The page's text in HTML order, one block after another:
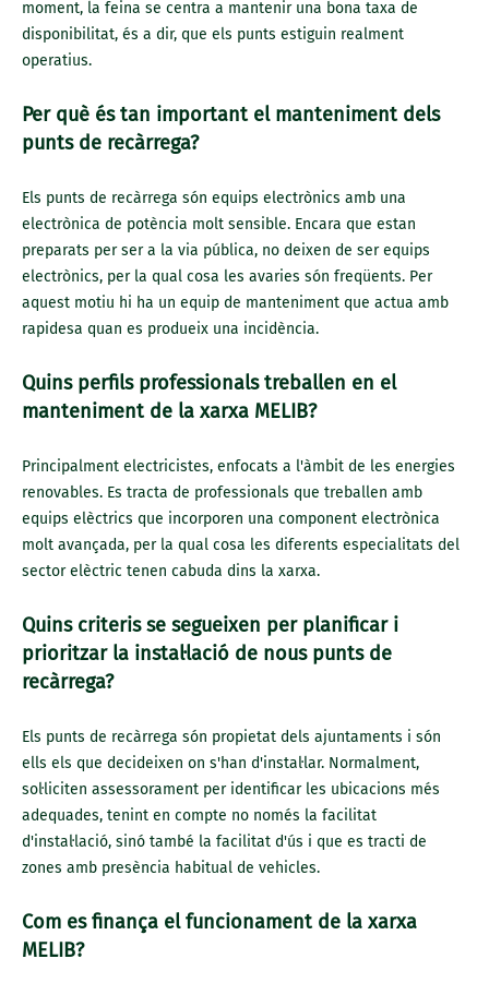
moment, la feina se centra a mantenir una bona taxa de
disponibilitat, és a dir, que els punts estiguin realment
operatius.
Per què és tan important el manteniment dels
punts de recàrrega?
Els punts de recàrrega són equips electrònics amb una
electrònica de potència molt sensible. Encara que estan
preparats per ser a la via pública, no deixen de ser equips
electrònics, per la qual cosa les avaries són freqüents. Per
aquest motiu hi ha un equip de manteniment que actua amb
rapidesa quan es produeix una incidència.
Quins perfils professionals treballen en el
manteniment de la xarxa MELIB?
Principalment electricistes, enfocats a l'àmbit de les energies
renovables. Es tracta de professionals que treballen amb
equips elèctrics que incorporen una component electrònica
molt avançada, per la qual cosa les diferents especialitats del
sector elèctric tenen cabuda dins la xarxa.
Quins criteris se segueixen per planificar i
prioritzar la instal·lació de nous punts de
recàrrega?
Els punts de recàrrega són propietat dels ajuntaments i són
ells els que decideixen on s'han d'instal·lar. Normalment,
sol·liciten assessorament per identificar les ubicacions més
adequades, tenint en compte no només la facilitat
d'instal·lació, sinó també la facilitat d'ús i que es tracti de
zones amb presència habitual de vehicles.
Com es finança el funcionament de la xarxa
MELIB?